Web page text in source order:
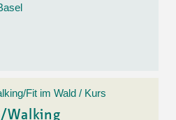
Fit im Wald / Kurs
Walking